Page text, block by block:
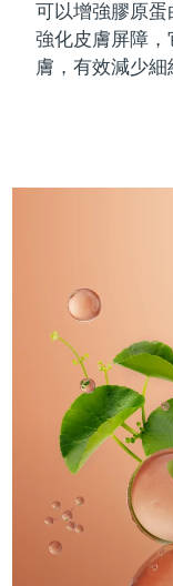
可以增強膠原
強化皮膚屏障
膚，有效減少細
中國澳門特別行
馬來西亞
墨西哥
紐西蘭
阿曼
菲律賓
波蘭